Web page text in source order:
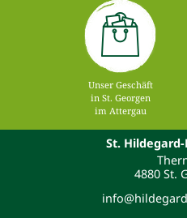
Unser Geschäft
in St. Georgen
im Attergau
St. Hildegard-
4880 St.